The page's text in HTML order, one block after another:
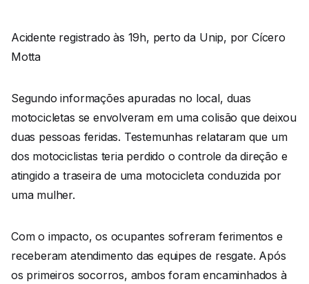
Acidente registrado às 19h, perto da Unip, por Cícero
Motta
Segundo informações apuradas no local, duas
motocicletas se envolveram em uma colisão que deixou
duas pessoas feridas. Testemunhas relataram que um
dos motociclistas teria perdido o controle da direção e
atingido a traseira de uma motocicleta conduzida por
uma mulher.
Com o impacto, os ocupantes sofreram ferimentos e
receberam atendimento das equipes de resgate. Após
os primeiros socorros, ambos foram encaminhados à